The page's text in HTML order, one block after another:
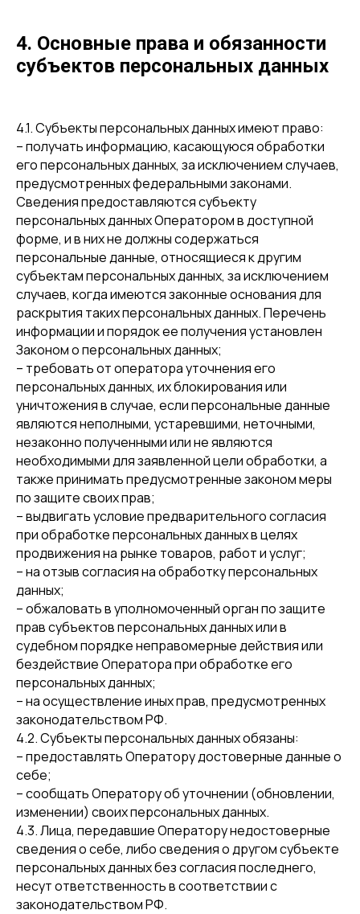
4. Основные права и обязанности
субъектов персональных данных
4.1. Субъекты персональных данных имеют право:
– получать информацию, касающуюся обработки
его персональных данных, за исключением случаев,
предусмотренных федеральными законами.
Сведения предоставляются субъекту
персональных данных Оператором в доступной
форме, и в них не должны содержаться
персональные данные, относящиеся к другим
субъектам персональных данных, за исключением
случаев, когда имеются законные основания для
раскрытия таких персональных данных. Перечень
информации и порядок ее получения установлен
Законом о персональных данных;
– требовать от оператора уточнения его
персональных данных, их блокирования или
уничтожения в случае, если персональные данные
являются неполными, устаревшими, неточными,
незаконно полученными или не являются
необходимыми для заявленной цели обработки, а
также принимать предусмотренные законом меры
по защите своих прав;
– выдвигать условие предварительного согласия
при обработке персональных данных в целях
продвижения на рынке товаров, работ и услуг;
– на отзыв согласия на обработку персональных
данных;
– обжаловать в уполномоченный орган по защите
прав субъектов персональных данных или в
судебном порядке неправомерные действия или
бездействие Оператора при обработке его
персональных данных;
– на осуществление иных прав, предусмотренных
законодательством РФ.
4.2. Субъекты персональных данных обязаны:
– предоставлять Оператору достоверные данные о
себе;
– сообщать Оператору об уточнении (обновлении,
изменении) своих персональных данных.
4.3. Лица, передавшие Оператору недостоверные
сведения о себе, либо сведения о другом субъекте
персональных данных без согласия последнего,
несут ответственность в соответствии с
законодательством РФ.